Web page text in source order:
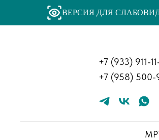
ВЕРСИЯ ДЛЯ
+7 (933) 911-
+7 (958) 500-